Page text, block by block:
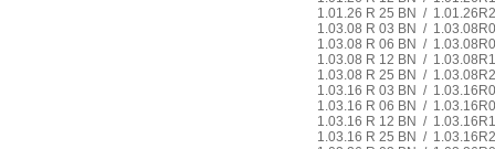
1.01.26 R 25 BN /
1.03.08 R 03 BN /
1.03.08 R 06 BN /
1.03.08 R 12 BN /
1.03.08 R 25 BN /
1.03.16 R 03 BN /
1.03.16 R 06 BN /
1.03.16 R 12 BN /
1.03.16 R 25 BN /